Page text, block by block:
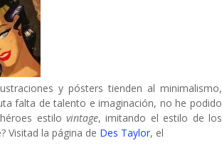
y pósters tienden al minimalismo,
falta de talento e imaginación, no he podido
estilovintage, imitando el estilo de los
Visitad la página de Des Taylor, el